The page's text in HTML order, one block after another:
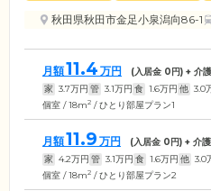
秋田県秋田市金足小泉潟向86-1
月額11.4 万円 (入居金 0円) + 介
家 3.7万円 管 3.1万円 食 1.6万円 他 3.0
個室 / 18m2 / ひとり部屋プラン1
月額11.9 万円 (入居金 0円) + 介
家 4.2万円 管 3.1万円 食 1.6万円 他 3.0
個室 / 18m2 / ひとり部屋プラン2